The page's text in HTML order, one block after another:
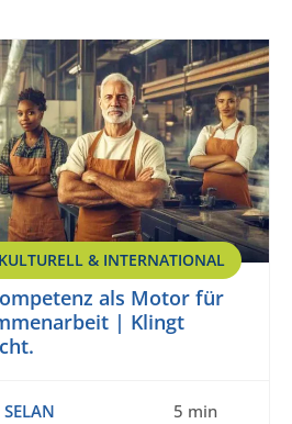
& INTERNATIONAL
als Motor für
| Klingt
5 min